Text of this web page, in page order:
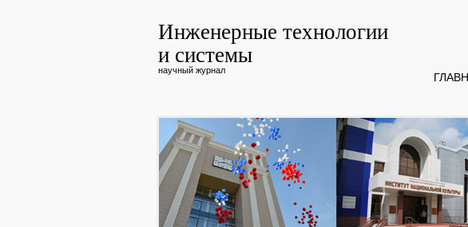
Инженерные технологии
и системы
научный журнал